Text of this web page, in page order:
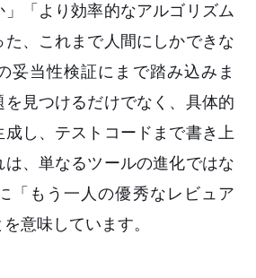
」「より効率的なアルゴリズム
、これまで人間にしかできな
妥当性検証にまで踏み込みま
見つけるだけでなく、具体的
し、テストコードまで書き上
、単なるツールの進化ではな
「もう一人の優秀なレビュア
意味しています。